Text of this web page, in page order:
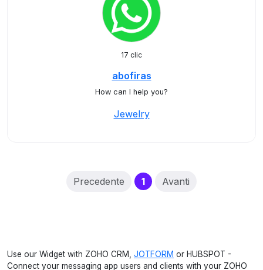
17 clic
abofiras
How can I help you?
Jewelry
Precedente 1(current)
Avanti
Use our Widget with ZOHO CRM, JOTFORM or HUBSPOT -
Connect your messaging app users and clients with your ZOHO